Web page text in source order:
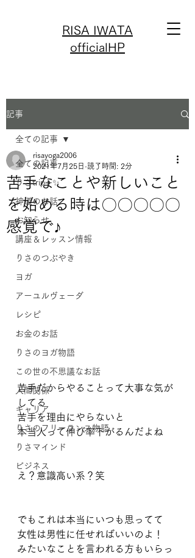
RISA IWATA
officialHP
記事
全ての記事
りさtrip✈️✨
神道のお話
お知らせ
講座＆レッスン情報
りさのつぶやき
ヨガ
アーユルヴェーダ
レシピ
お金のお話
りさのヨガ物語
この世の不思議なお話
人間関係
キャリア
りさのフリーランス物語
りさマインド
ビジネス
全ての記事
苦手なことや新しいこと
を始める時は〇〇〇〇〇
感覚で♪
risayoga2006
2021年7月25日 読了時間: 2分
苦手だからやることって大事な気が
してる
苦手を理由にやらないと
本当人って伸び率下がるんだよね
え？意識高い系？笑
でもこれは本当にいつも思ってて
女性は男性に任せればいいのよ！
みたいなことを言われる方もいらっ